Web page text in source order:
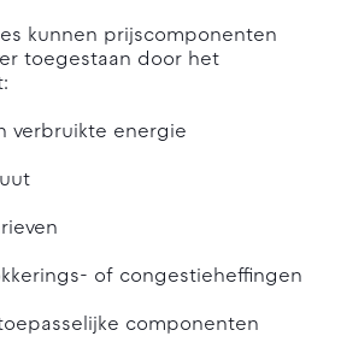
kunnen prijscomponenten
toegestaan door het
verbruikte energie
of congestieheffingen
componenten